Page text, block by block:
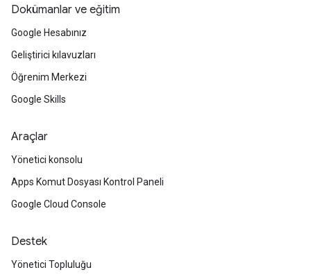
Dokümanlar ve eğitim
Google Hesabınız
Geliştirici kılavuzları
Öğrenim Merkezi
Google Skills
Araçlar
Yönetici konsolu
Apps Komut Dosyası Kontrol Paneli
Google Cloud Console
Destek
Yönetici Topluluğu